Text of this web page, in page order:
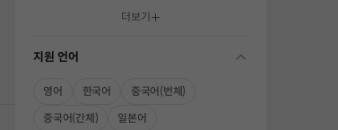
더보기
지원 언어 folding
영어 한국어
중국어(번체)
중국어(간체)
일본어